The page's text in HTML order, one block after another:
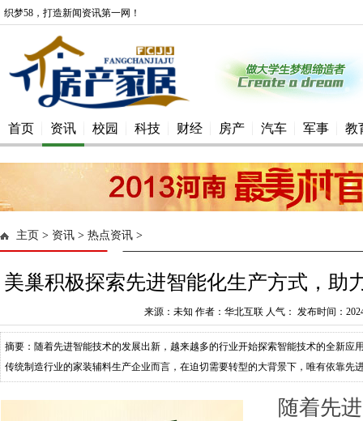
织梦58，打造新闻资讯第一网！
首页 资讯 校园 科技 财经 房产 汽车 军事 教
主页 > 资讯 > 热点资讯 >
美巢积极探索先进智能化生产方式，助
来源：未知 作者：华北互联 人气： 发布时间：
摘要：随着先进智能技术的发展出新，越来越多的行业开始探索智能技术的全新应
传统制造行业的家装辅料生产企业而言，在迫切需要转型的大背景下，唯有依靠先
随着先